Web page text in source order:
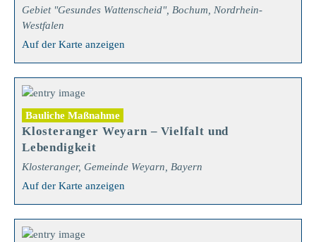
Gebiet "Gesundes Wattenscheid", Bochum, Nordrhein-
Westfalen
Auf der Karte anzeigen
Bauliche Maßnahme
Klosteranger Weyarn – Vielfalt und
Lebendigkeit
Klosteranger, Gemeinde Weyarn, Bayern
Auf der Karte anzeigen